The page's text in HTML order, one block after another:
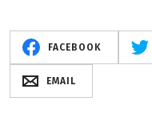
FACEBOOK
EMAIL